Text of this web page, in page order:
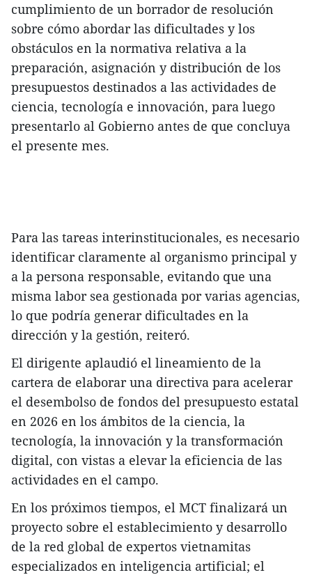
cumplimiento de un borrador de resolución
sobre cómo abordar las dificultades y los
obstáculos en la normativa relativa a la
preparación, asignación y distribución de los
presupuestos destinados a las actividades de
ciencia, tecnología e innovación, para luego
presentarlo al Gobierno antes de que concluya
el presente mes.
Para las tareas interinstitucionales, es necesario
identificar claramente al organismo principal y
a la persona responsable, evitando que una
misma labor sea gestionada por varias agencias,
lo que podría generar dificultades en la
dirección y la gestión, reiteró.
El dirigente aplaudió el lineamiento de la
cartera de elaborar una directiva para acelerar
el desembolso de fondos del presupuesto estatal
en 2026 en los ámbitos de la ciencia, la
tecnología, la innovación y la transformación
digital, con vistas a elevar la eficiencia de las
actividades en el campo.
En los próximos tiempos, el MCT finalizará un
proyecto sobre el establecimiento y desarrollo
de la red global de expertos vietnamitas
especializados en inteligencia artificial; el